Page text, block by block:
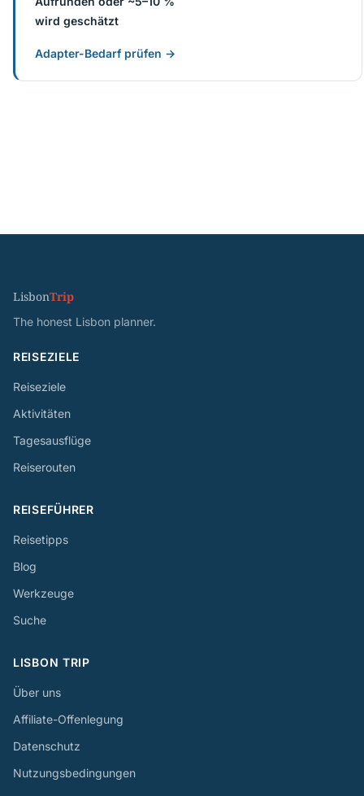
wird geschätzt
Adapter-Bedarf prüfen →
LisbonTrip
The honest Lisbon planner.
REISEZIELE
Reiseziele
Aktivitäten
Tagesausflüge
Reiserouten
REISEFÜHRER
Reisetipps
Blog
Werkzeuge
Suche
LISBON TRIP
Über uns
Affiliate-Offenlegung
Datenschutz
Nutzungsbedingungen